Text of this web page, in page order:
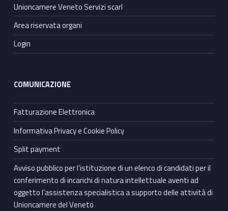
Unioncamere Veneto Servizi scarl
Area riservata organi
Login
COMUNICAZIONE
Fatturazione Elettronica
Informativa Privacy e Cookie Policy
Split payment
Avviso pubblico per l’istituzione di un elenco di candidati per il
conferimento di incarichi di natura intellettuale aventi ad
oggetto l’assistenza specialistica a supporto delle attività di
Unioncamere del Veneto